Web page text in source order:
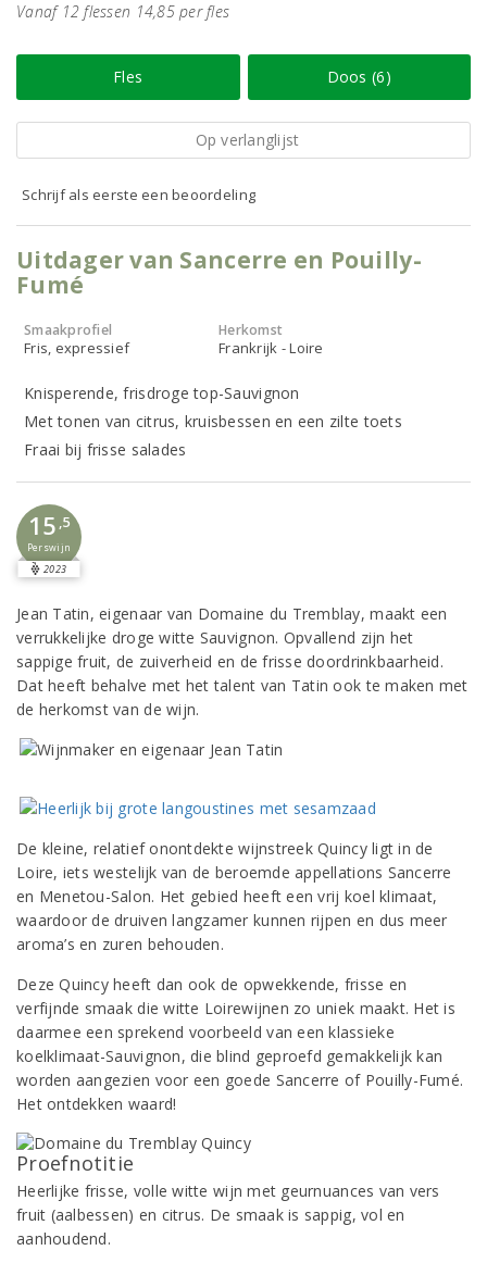
Vanaf 12 flessen 14,85 per fles
Fles Doos (6)
Op verlanglijst
Schrijf als eerste een beoordeling
Uitdager van Sancerre en Pouilly-
Fumé
Smaakprofiel
Fris, expressief
Herkomst
Frankrijk - Loire
Knisperende, frisdroge top-Sauvignon
Met tonen van citrus, kruisbessen en een zilte toets
Fraai bij frisse salades
15 ,5
Perswijn
2023
Jean Tatin, eigenaar van Domaine du Tremblay, maakt een
verrukkelijke droge witte Sauvignon. Opvallend zijn het
sappige fruit, de zuiverheid en de frisse doordrinkbaarheid.
Dat heeft behalve met het talent van Tatin ook te maken met
de herkomst van de wijn.
De kleine, relatief onontdekte wijnstreek Quincy ligt in de
Loire, iets westelijk van de beroemde appellations Sancerre
en Menetou-Salon. Het gebied heeft een vrij koel klimaat,
waardoor de druiven langzamer kunnen rijpen en dus meer
aroma’s en zuren behouden.
Deze Quincy heeft dan ook de opwekkende, frisse en
verfijnde smaak die witte Loirewijnen zo uniek maakt. Het is
daarmee een sprekend voorbeeld van een klassieke
koelklimaat-Sauvignon, die blind geproefd gemakkelijk kan
worden aangezien voor een goede Sancerre of Pouilly-Fumé.
Het ontdekken waard!
Proefnotitie
Heerlijke frisse, volle witte wijn met geurnuances van vers
fruit (aalbessen) en citrus. De smaak is sappig, vol en
aanhoudend.